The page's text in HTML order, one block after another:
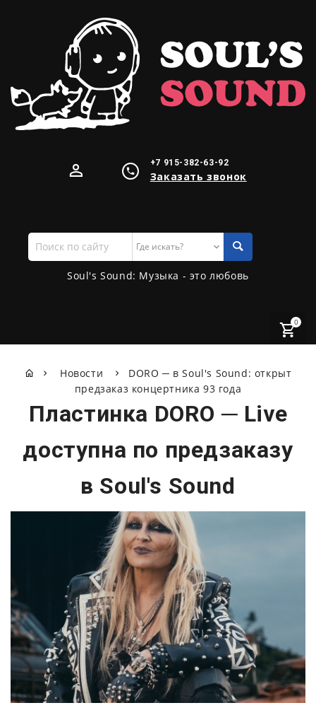
+7 915-382-63-92
Заказать звонок
Поиск
по
сайту
Soul's Sound: Музыка - это любовь
0
Новости
DORO ─ в Soul's Sound: открыт
предзаказ концертника 93 года
Пластинка DORO ─ Live
доступна по предзаказу
в Soul's Sound